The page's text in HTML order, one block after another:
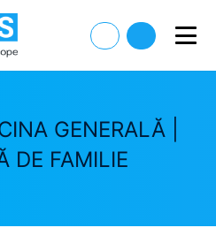
GENERALĂ |
DE FAMILIE